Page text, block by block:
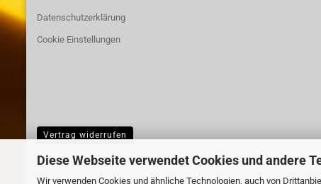
Diese Webseite verwendet Cookies und andere
Wir verwenden Cookies und ähnliche Technologien, auch von
Datenschutzerklärung
Cookie Einstellungen
Vertrag widerrufen